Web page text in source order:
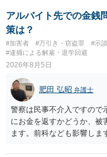
座る女性を盗撮(全体像写
着や胸など強調したもので
も捜査段階では性的姿態等
が私の弁護経験では多くな
都道府県の迷惑防止条例違
とをお勧めいたします。ご
アルバイト先での金銭
策は？
#加害者 #万引き・窃盗罪 #示
#逮捕による解雇・退学回避
2026年8月5日
肥田 弘昭 弁護士
警察は民事不介入ですので
にお金を返すかどうか、被
ます。前科なども影響し